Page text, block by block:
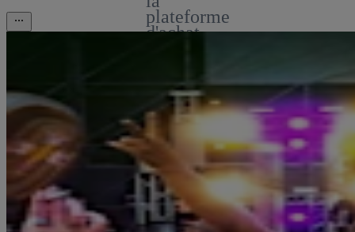
plateforme
d'achat
billets